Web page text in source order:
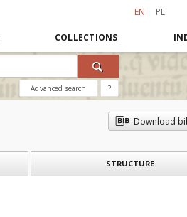
EN PL
COLLECTIONS
Advanced search ?
Download
STRUCTURE